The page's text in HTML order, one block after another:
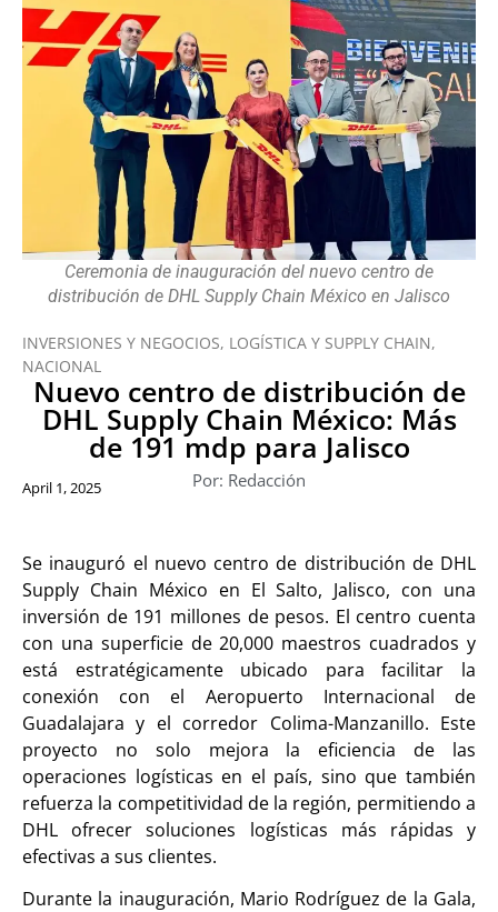
Ceremonia de inauguración del nuevo centro de
distribución de DHL Supply Chain México en Jalisco
INVERSIONES Y NEGOCIOS, LOGÍSTICA Y SUPPLY CHAIN,
NACIONAL
Nuevo centro de distribución de
DHL Supply Chain México: Más
de 191 mdp para Jalisco
Por: Redacción
April 1, 2025
Se inauguró el nuevo centro de distribución de DHL
Supply Chain México en El Salto, Jalisco, con una
inversión de 191 millones de pesos. El centro cuenta
con una superficie de 20,000 maestros cuadrados y
está estratégicamente ubicado para facilitar la
conexión con el Aeropuerto Internacional de
Guadalajara y el corredor Colima-Manzanillo. Este
proyecto no solo mejora la eficiencia de las
operaciones logísticas en el país, sino que también
refuerza la competitividad de la región, permitiendo a
DHL ofrecer soluciones logísticas más rápidas y
efectivas a sus clientes.
Durante la inauguración, Mario Rodríguez de la Gala,